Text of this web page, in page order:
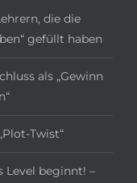
die die
gefüllt haben
als „Gewinn
Twist“
Level beginnt! –